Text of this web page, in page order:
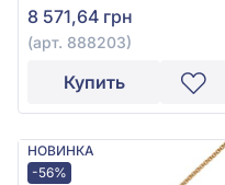
8 571,64 грн
(арт. 888203)
Купить
НОВИНКА
-56%